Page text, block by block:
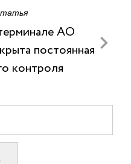
АО
постоянная
контроля